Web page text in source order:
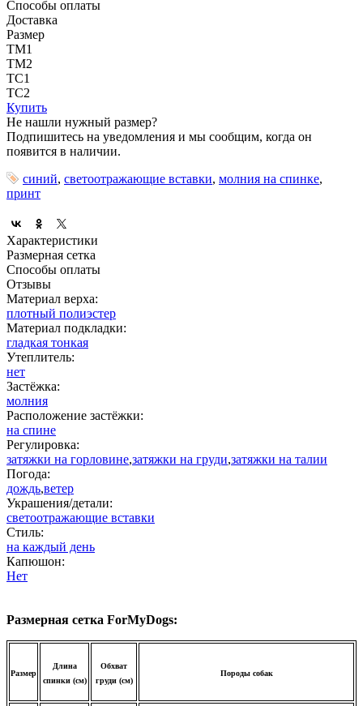
Способы оплаты
Доставка
Размер
ТМ1
ТМ2
ТС1
ТС2
Купить
Не нашли нужный размер?
Подпишитесь на уведомления и мы сообщим, когда он
появится в наличии.
синий, светоотражающие вставки, молния на спинке,
принт
Характеристики
Размерная сетка
Способы оплаты
Отзывы
Материал верха:
плотный полиэстер
Материал подкладки:
гладкая тонкая
Утеплитель:
нет
Застёжка:
молния
Расположение застёжки:
на спине
Регулировка:
затяжки на горловине,затяжки на груди,затяжки на талии
Погода:
дождь,ветер
Украшения/детали:
светоотражающие вставки
Стиль:
на каждый день
Капюшон:
Нет
Размерная сетка ForMyDogs:
Размер
Длина
спинки (см)
Обхват
груди (см)
Породы собак